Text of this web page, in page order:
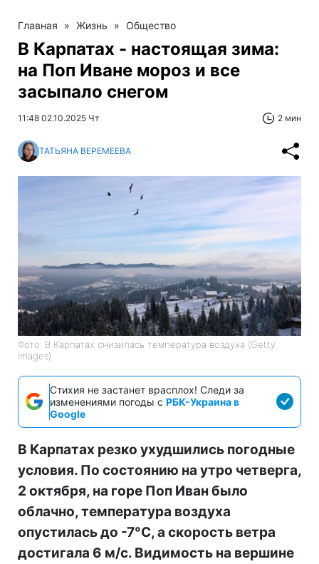
Главная » Жизнь » Общество
В Карпатах - настоящая зима:
на Поп Иване мороз и все
засыпало снегом
11:48 02.10.2025 Чт 2 мин
ТАТЬЯНА ВЕРЕМЕЕВА
Фото: В Карпатах снизилась температура воздуха (Getty
Images)
Стихия не застанет врасплох! Следи за
изменениями погоды с РБК-Украина в
Google
В Карпатах резко ухудшились погодные
условия. По состоянию на утро четверга,
2 октября, на горе Поп Иван было
облачно, температура воздуха
опустилась до -7°С, а скорость ветра
достигала 6 м/с. Видимость на вершине